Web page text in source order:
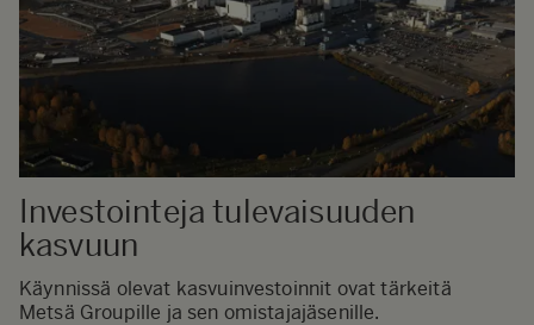
Investointeja tulevaisuuden
kasvuun
Käynnissä olevat kasvuinvestoinnit ovat tärkeitä
Metsä Groupille ja sen omistajajäsenille.